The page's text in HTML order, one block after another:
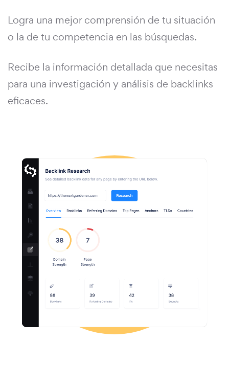
Logra una mejor comprensión de tu situación
o la de tu competencia en las búsquedas.
Recibe la información detallada que necesitas
para una investigación y análisis de backlinks
eficaces.